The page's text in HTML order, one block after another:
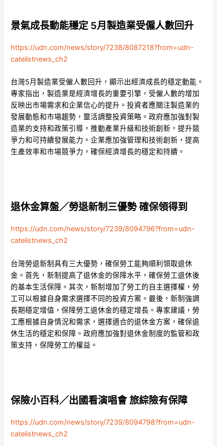
景氣成長動能穩定 5月製造業受僱人數回升
https://udn.com/news/story/7238/8087218?from=udn-
catelistnews_ch2
台灣5月製造業受僱人數回升，顯示出經濟成長的穩定動能。
專家指出，製造業是經濟增長的重要引擎，受僱人數的增加
反映出市場需求和企業信心的提升。投資者應關注製造業的
發展動態和市場趨勢，靈活調整投資策略。政府應加強對製
造業的支持和政策引導，推動產業升級和技術創新，提升競
爭力和可持續發展能力。企業應加強管理和技術創新，提高
生產效率和市場競爭力，確保經濟增長的穩定和持續。
退休金算盤／勞退新制三優勢 確保領得到
https://udn.com/news/story/7239/8094796?from=udn-
catelistnews_ch2
台灣勞退新制具有三大優勢，確保勞工能夠順利領取退休
金。首先，新制提高了退休金的保障水平，確保勞工退休後
的基本生活保障。其次，新制增加了勞工的自主選擇權，勞
工可以根據自身需求選擇不同的投資方案。最後，新制強調
長期穩定增值，保障勞工退休金的穩定增長。專家建議，勞
工應根據自身情況和需求，選擇適合的退休金方案，確保退
休生活的穩定和保障。政府應加強對退休金制度的監管和政
策支持，保障勞工的權益。
保險小百科／出國看演唱會 旅綜險有保障
https://udn.com/news/story/7239/8094798?from=udn-
catelistnews_ch2